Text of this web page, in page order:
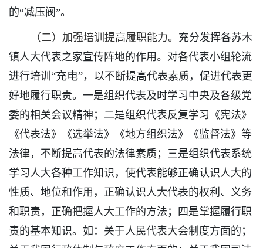
的“减压阀”。
（二）加强培训提高履职能力。 充分发挥各苏木
镇人大代表之家宣传阵地的作用。对各代表小组轮流
进行培训 “充电”，
以不断提高代表素质，促进代表更
好地履行职责。一是组织代表及时学习中央及各级党
委的相关会议精神；二是组织代表反复学习《宪法》
《代表法》《选举法》《地方组织法》《监督法》等
法律，不断提高代表的法律素质；三是组织代表系统
学习人大各种工作知识，使代表能够正确认识人大的
性质、地位和作用，正确认识人大代表的权利、义务
和职责，正确把握人大工作的方法；四是掌握履行职
责的基本知识。如：关于人民代表大会制度方面的；